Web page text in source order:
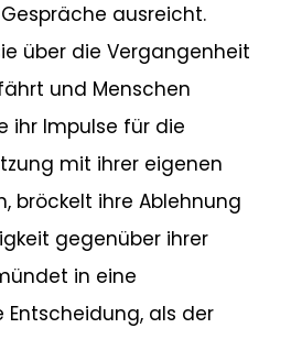
ausreicht.
über die Vergangenheit
und Menschen
ihr Impulse für die
mit ihrer eigenen
bröckelt ihre Ablehnung
gegenüber ihrer
in eine
als der